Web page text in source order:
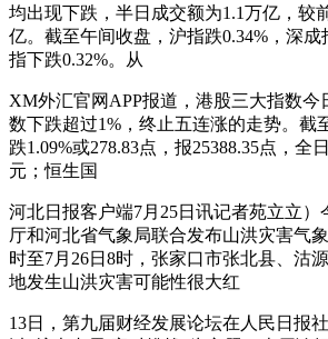
均出现下跌，半日成交额为1.1万亿，较
亿。截至午间收盘，沪指跌0.34%，深成
指下跌0.32%。从
XM外汇官网APP报道，港股三大指数今
数下跌超过1%，终止五连涨的走势。截
跌1.09%或278.83点，报25388.35点，全
元；恒生国
河北日报客户端7月25日讯记者苑立立）
厅和河北省气象局联合发布山洪灾害气
时至7月26日8时，张家口市张北县、沽
地发生山洪灾害可能性很大红
13日，第九届财经发展论坛在人民日报